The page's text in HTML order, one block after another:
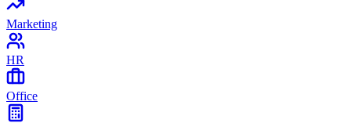
Marketing
HR
Office